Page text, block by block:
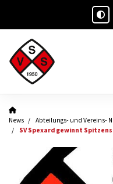
News
Abteilungs- und Vereins-
SV Spexard gewinnt